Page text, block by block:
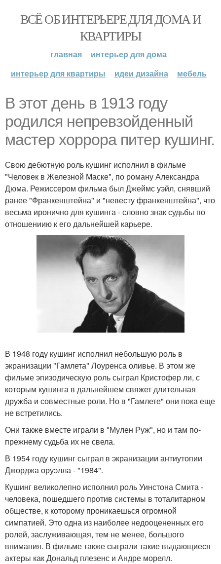
ВСЁ ОБ ИНТЕРЬЕРЕ ДЛЯ ДОМА И
КВАРТИРЫ
главная
интерьер для дома
интерьер для квартиры
идеи дизайна мебель
В этот день в 1913 году
родился непревзойденный
мастер хоррора питер кушинг.
Свою дебютную роль кушинг исполнил в фильме
"Человек в Железной Маске", по роману Александра
Дюма. Режиссером фильма был Джеймс уэйл, снявший
ранее "Франкенштейна" и "невесту франкенштейна", что
весьма иронично для кушинга - словно знак судьбы по
отношениию к его дальнейшей карьере.
В 1948 году кушинг исполнил небольшую роль в
экранизации "Гамлета" Лоуренса оливье. В этом же
фильме эпизодическую роль сыграл Кристофер ли, с
которым кушинга в дальнейшем свяжет длительная
дружба и совместные роли. Но в "Гамлете" они пока еще
не встретились.
Они также вместе играли в "Мулен Руж", но и там по-
прежнему судьба их не свела.
В 1954 году кушинг сыграл в экранизации антиутопии
Джорджа оруэлла - "1984".
Кушинг великолепно исполнил роль Уинстона Смита -
человека, пошедшего против системы в тоталитарном
обществе, к которому проникаешься огромной
симпатией. Это одна из наиболее недооцененных его
ролей, заслуживающая, тем не менее, большого
внимания. В фильме также сыграли такие выдающиеся
актеры как Дональд плезенс и Андре морелл.